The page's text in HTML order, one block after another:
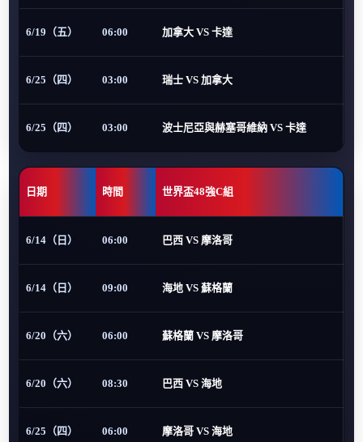
6/19（五） 06:00 加拿大 VS 卡達
6/25（四） 03:00 瑞士 VS 加拿大
6/25（四） 03:00 波士尼亞與赫塞哥維納 VS 卡達
日期 時間 世界盃48強C組
6/14（日） 06:00 巴西 VS 摩洛哥
6/14（日） 09:00 海地 VS 蘇格蘭
6/20（六） 06:00 蘇格蘭 VS 摩洛哥
6/20（六） 08:30 巴西 VS 海地
6/25（四） 06:00 摩洛哥 VS 海地